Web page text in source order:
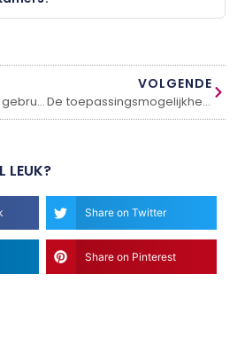
De opkomst van het gebruik van sedum bij woningen
VOLGENDE
De toepassingsmogelijkheden van bouwstaalmatten en wapeningskorven
LEUK?
Share on Twitter
Share on Pinterest